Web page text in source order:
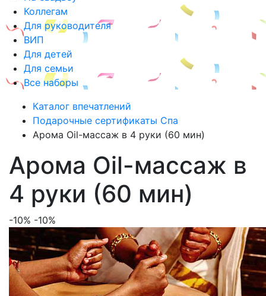
Коллегам
Для руководителя
ВИП
Для детей
Для семьи
Все наборы
Каталог впечатлений
Подарочные сертификаты Спа
Арома Oil-массаж в 4 руки (60 мин)
Арома Oil-массаж в
4 руки (60 мин)
-10% -10%